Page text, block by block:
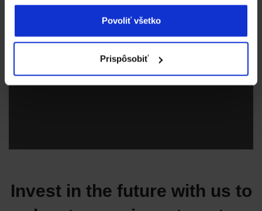
Povoliť všetko
Prispôsobiť
Invest in the future with us to